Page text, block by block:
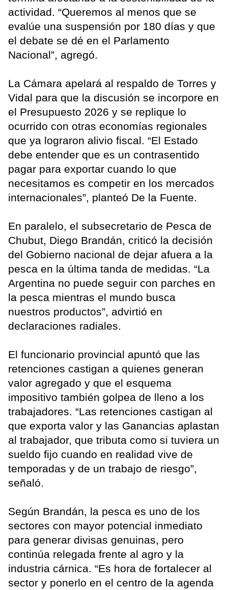
actividad. “Queremos al menos que se
evalúe una suspensión por 180 días y que
el debate se dé en el Parlamento
Nacional”, agregó.
La Cámara apelará al respaldo de Torres y
Vidal para que la discusión se incorpore en
el Presupuesto 2026 y se replique lo
ocurrido con otras economías regionales
que ya lograron alivio fiscal. “El Estado
debe entender que es un contrasentido
pagar para exportar cuando lo que
necesitamos es competir en los mercados
internacionales”, planteó De la Fuente.
En paralelo, el subsecretario de Pesca de
Chubut, Diego Brandán, criticó la decisión
del Gobierno nacional de dejar afuera a la
pesca en la última tanda de medidas. “La
Argentina no puede seguir con parches en
la pesca mientras el mundo busca
nuestros productos”, advirtió en
declaraciones radiales.
El funcionario provincial apuntó que las
retenciones castigan a quienes generan
valor agregado y que el esquema
impositivo también golpea de lleno a los
trabajadores. “Las retenciones castigan al
que exporta valor y las Ganancias aplastan
al trabajador, que tributa como si tuviera un
sueldo fijo cuando en realidad vive de
temporadas y de un trabajo de riesgo”,
señaló.
Según Brandán, la pesca es uno de los
sectores con mayor potencial inmediato
para generar divisas genuinas, pero
continúa relegada frente al agro y la
industria cárnica. “Es hora de fortalecer al
sector y ponerlo en el centro de la agenda